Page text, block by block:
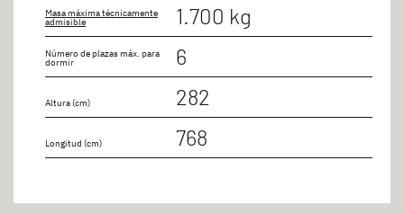
Masa máxima técnicamente
admisible 1.700 kg
Número de plazas máx. para
dormir 6
Altura (cm) 282
Longitud (cm) 768